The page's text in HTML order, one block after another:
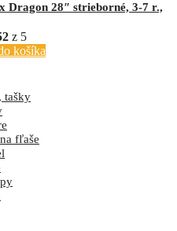
Dragon 28″ strieborné, 3-7 r.,
z 5
košíka
tašky
fľaše